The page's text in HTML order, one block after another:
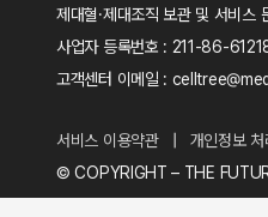
제대혈·제대조직 보관 및 서비스
사업자 등록번호 : 211-86-
고객센터 이메일 :
서비스 이용약관| 개인정보 처
© COPYRIGHT – THE